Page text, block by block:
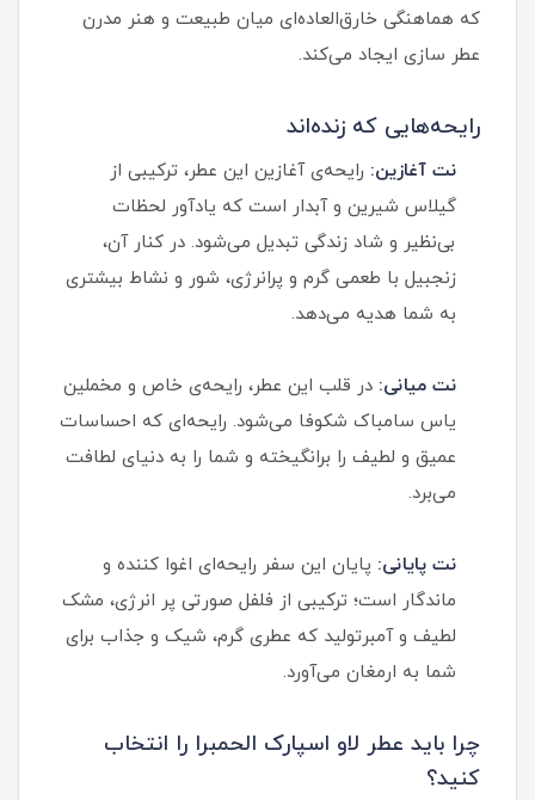
که هماهنگی خارق‌العاده‌ای میان طبیعت و هنر مدرن
عطر سازی ایجاد می‌کند.
رایحه‌هایی که زنده‌اند
نت آغازین: رایحه‌ی آغازین این عطر، ترکیبی از
گیلاس شیرین و آبدار است که یادآور لحظات
بی‌نظیر و شاد زندگی تبدیل می‌شود. در کنار آن،
زنجبیل با طعمی گرم و پرانرژی، شور و نشاط بیشتری
به شما هدیه می‌دهد.
نت میانی: در قلب این عطر، رایحه‌ی خاص و مخملین
یاس سامباک شکوفا می‌شود. رایحه‌ای که احساسات
عمیق و لطیف را برانگیخته و شما را به دنیای لطافت
می‌برد.
نت پایانی: پایان این سفر رایحه‌ای اغوا کننده و
ماندگار است؛ ترکیبی از فلفل صورتی پر انرژی، مشک
لطیف و آمبرتولید که عطری گرم، شیک و جذاب برای
شما به ارمغان می‌آورد.
چرا باید عطر لاو اسپارک الحمبرا را انتخاب
کنید؟